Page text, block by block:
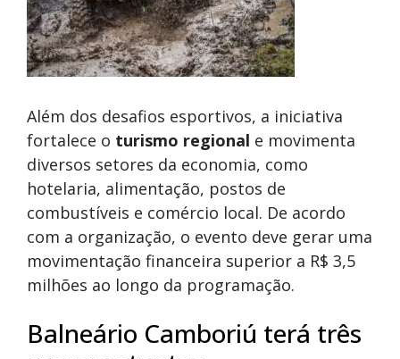
Além dos desafios esportivos, a iniciativa
fortalece o turismo regional e movimenta
diversos setores da economia, como
hotelaria, alimentação, postos de
combustíveis e comércio local. De acordo
com a organização, o evento deve gerar uma
movimentação financeira superior a R$ 3,5
milhões ao longo da programação.
Balneário Camboriú terá três